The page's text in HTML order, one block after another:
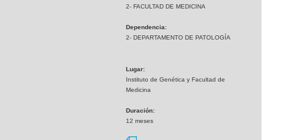
2- FACULTAD DE MEDICINA
Dependencia:
2- DEPARTAMENTO DE PATOLOGÍA
Lugar:
Instituto de Genética y Facultad de
Medicina
Duración:
12 meses